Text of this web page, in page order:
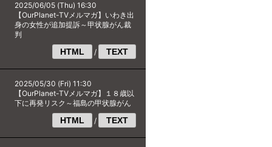
2025/06/05 (Thu) 16:30
【OurPlanet-TVメルマガ】いわき出
身の女性が追加提訴～甲状腺がん裁
判
HTML / TEXT
2025/05/30 (Fri) 11:30
【OurPlanet-TVメルマガ】１８歳以
下に再発リスク～福島の甲状腺がん
HTML / TEXT